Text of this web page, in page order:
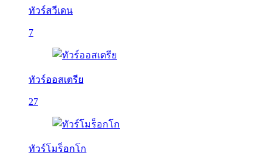
ทัวร์สวีเดน
7
ทัวร์ออสเตรีย
27
ทัวร์โมร็อกโก